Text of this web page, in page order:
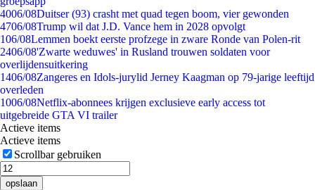
4006/08Duitser (93) crasht met quad tegen boom, vier gewonden
4706/08Trump wil dat J.D. Vance hem in 2028 opvolgt
106/08Lemmen boekt eerste profzege in zware Ronde van Polen-rit
2406/08'Zwarte weduwes' in Rusland trouwen soldaten voor
overlijdensuitkering
1406/08Zangeres en Idols-jurylid Jerney Kaagman op 79-jarige leeftijd
overleden
1006/08Netflix-abonnees krijgen exclusieve early access tot
uitgebreide GTA VI trailer
Actieve items
Actieve items
Scrollbar gebruiken
opslaan